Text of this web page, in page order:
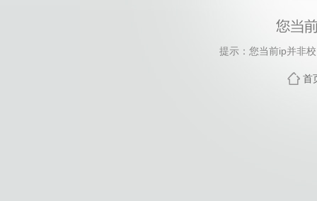
提示：您当前ip并非
首